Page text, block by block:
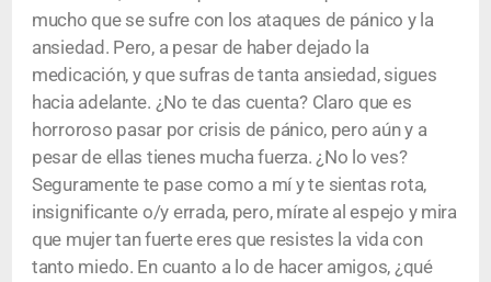
mucho que se sufre con los ataques de pánico y la
ansiedad. Pero, a pesar de haber dejado la
medicación, y que sufras de tanta ansiedad, sigues
hacia adelante. ¿No te das cuenta? Claro que es
horroroso pasar por crisis de pánico, pero aún y a
pesar de ellas tienes mucha fuerza. ¿No lo ves?
Seguramente te pase como a mí y te sientas rota,
insignificante o/y errada, pero, mírate al espejo y mira
que mujer tan fuerte eres que resistes la vida con
tanto miedo. En cuanto a lo de hacer amigos, ¿qué